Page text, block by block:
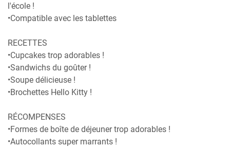
l'école !
•Compatible avec les tablettes
RECETTES
•Cupcakes trop adorables !
•Sandwichs du goûter !
•Soupe délicieuse !
•Brochettes Hello Kitty !
RÉCOMPENSES
•Formes de boîte de déjeuner trop adorables !
•Autocollants super marrants !